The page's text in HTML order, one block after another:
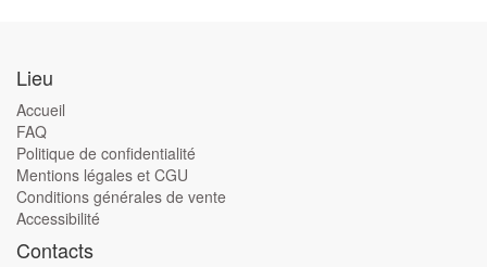
Lieu
Accueil
FAQ
Politique de confidentialité
Mentions légales et CGU
Conditions générales de vente
Accessibilité
Contacts